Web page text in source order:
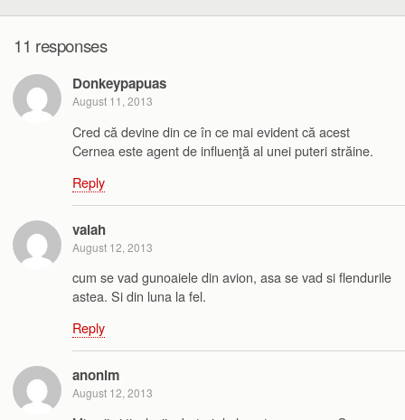
11 responses
Donkeypapuas
August 11, 2013
Cred că devine din ce în ce mai evident că acest
Cernea este agent de influenţă al unei puteri străine.
Reply
valah
August 12, 2013
cum se vad gunoaiele din avion, asa se vad si flendurile
astea. Si din luna la fel.
Reply
anonim
August 12, 2013